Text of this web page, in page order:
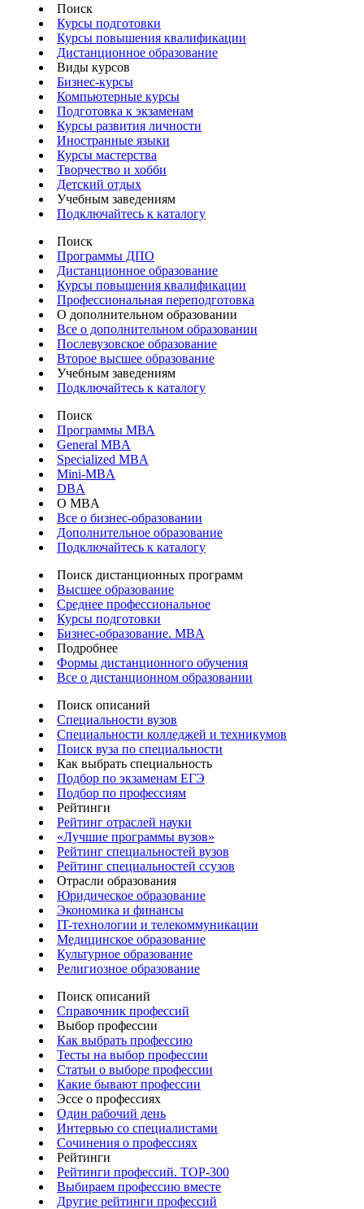
Поиск
Курсы подготовки
Курсы повышения квалификации
Дистанционное образование
Виды курсов
Бизнес-курсы
Компьютерные курсы
Подготовка к экзаменам
Курсы развития личности
Иностранные языки
Курсы мастерства
Творчество и хобби
Детский отдых
Учебным заведениям
Подключайтесь к каталогу
Поиск
Программы ДПО
Дистанционное образование
Курсы повышения квалификации
Профессиональная переподготовка
О дополнительном образовании
Все о дополнительном образовании
Послевузовское образование
Второе высшее образование
Учебным заведениям
Подключайтесь к каталогу
Поиск
Программы МВА
General MBA
Specialized MBA
Mini-MBA
DBA
О MBA
Все о бизнес-образовании
Дополнительное образование
Подключайтесь к каталогу
Поиск дистанционных программ
Высшее образование
Среднее профессиональное
Курсы подготовки
Бизнес-образование. MBA
Подробнее
Формы дистанционного обучения
Все о дистанционном образовании
Поиск описаний
Специальности вузов
Специальности колледжей и техникумов
Поиск вуза по специальности
Как выбрать специальность
Подбор по экзаменам ЕГЭ
Подбор по профессиям
Рейтинги
Рейтинг отраслей науки
«Лучшие программы вузов»
Рейтинг специальностей вузов
Рейтинг специальностей ссузов
Отрасли образования
Юридическое образование
Экономика и финансы
IT-технологии и телекоммуникации
Медицинское образование
Культурное образование
Религиозное образование
Поиск описаний
Справочник профессий
Выбор профессии
Как выбрать профессию
Тесты на выбор профессии
Статьи о выборе профессии
Какие бывают профессии
Эссе о профессиях
Один рабочий день
Интервью со специалистами
Сочинения о профессиях
Рейтинги
Рейтинги профессий. TOP-300
Выбираем профессию вместе
Другие рейтинги профессий